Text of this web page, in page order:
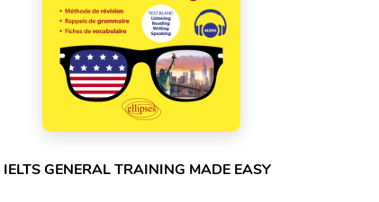
IELTS GENERAL TRAINING MADE EASY